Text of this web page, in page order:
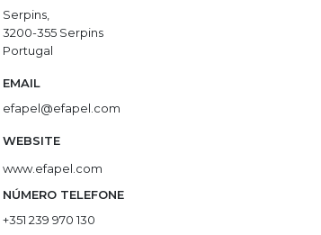
Serpins,
3200-355 Serpins
Portugal
EMAIL
efapel@efapel.com
WEBSITE
www.efapel.com
NÚMERO TELEFONE
+351 239 970 130